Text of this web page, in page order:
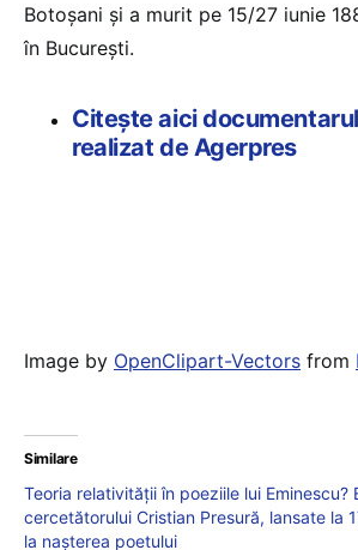
Botoșani și a murit pe 15/27 iunie
în București.
Citește aici
realizat de Agerpres
Image by OpenClipart-Vectors from
Similare
Teoria relativităţii în poeziile lui Eminescu?
cercetătorului Cristian Presură, lansate la
la nașterea poetului